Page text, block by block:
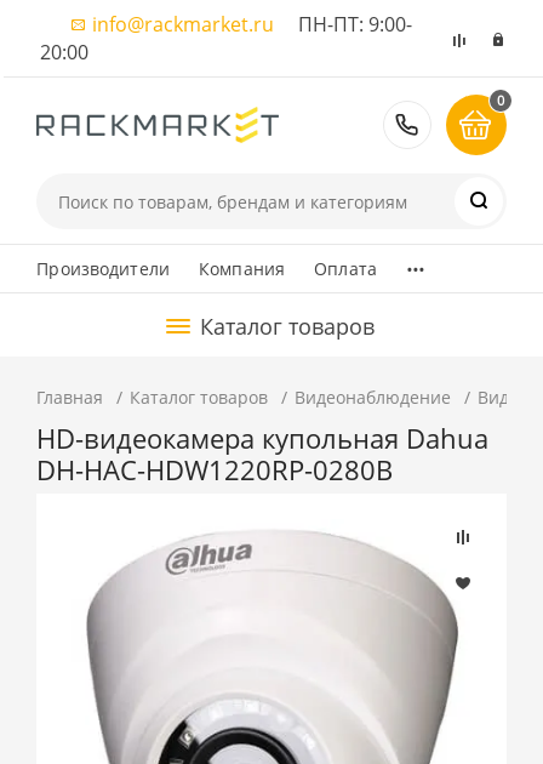
info@rackmarket.ru ПН-ПТ: 9:00-
20:00
8 (495)
0
Производители Компания Оплата ...
Каталог товаров
Главная Каталог товаров Видеонаблюдение
HD-видеокамера купольная Dahua
DH-HAC-HDW1220RP-0280B